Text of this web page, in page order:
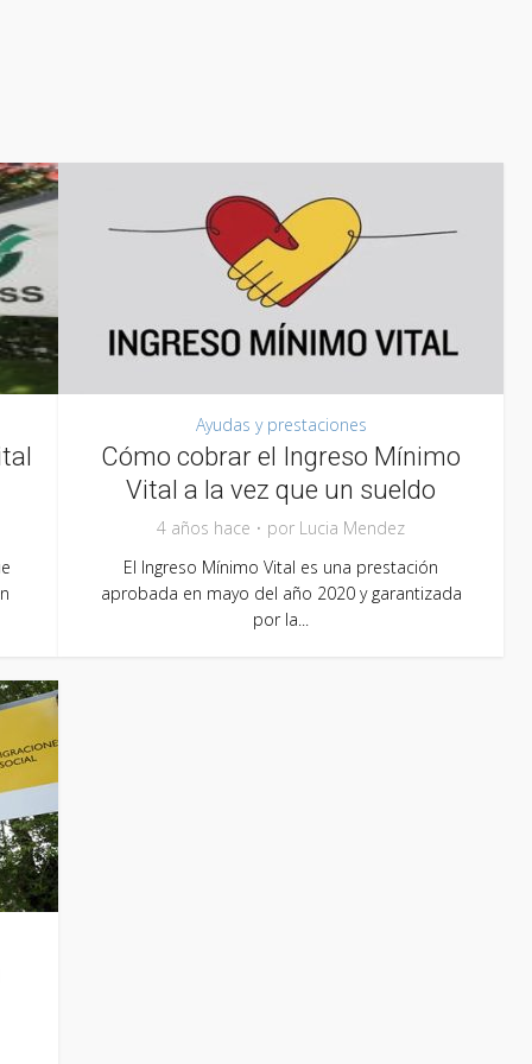
Ayudas y prestaciones
Cómo cobrar el Ingreso Mínimo
Vital a la vez que un sueldo
4 años hace por Lucia Mendez
El Ingreso Mínimo Vital es una prestación
aprobada en mayo del año 2020 y garantizada
por la...